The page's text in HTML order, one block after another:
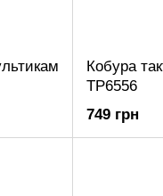
Кобура
ТР6556
749 грн